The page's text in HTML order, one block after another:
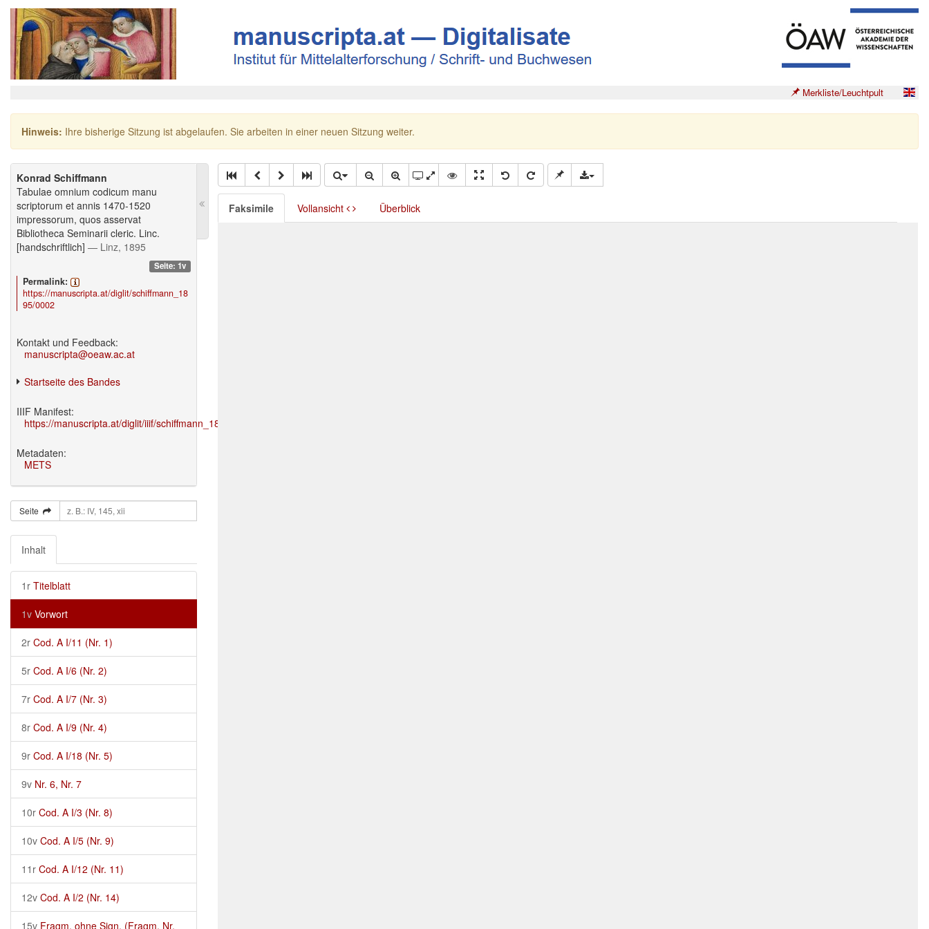
Merkliste/Leuchtpult
Hinweis: Ihre bisherige Sitzung ist abgelaufen. Sie arbeiten in einer neuen Sitzung weiter.
Konrad Schiffmann
Tabulae omnium codicum manu
scriptorum et annis 1470-1520
impressorum, quos asservat
Bibliotheca Seminarii cleric. Linc.
[handschriftlich] — Linz, 1895
Seite: 1v
Permalink:
https://manuscripta.at/diglit/schiffmann_18
95/0002
Kontakt und Feedback:
manuscripta@oeaw.ac.at
Startseite des Bandes
IIIF Manifest:
https://manuscripta.at/diglit/iiif/schiffmann_1895/manifest.json
Metadaten:
METS
Seite
Inhalt
1r Titelblatt
1v Vorwort
2r Cod. A I/11 (Nr. 1)
5r Cod. A I/6 (Nr. 2)
7r Cod. A I/7 (Nr. 3)
8r Cod. A I/9 (Nr. 4)
9r Cod. A I/18 (Nr. 5)
9v Nr. 6, Nr. 7
10r Cod. A I/3 (Nr. 8)
10v Cod. A I/5 (Nr. 9)
11r Cod. A I/12 (Nr. 11)
12v Cod. A I/2 (Nr. 14)
15v Fragm. ohne Sign. (Fragm. Nr.
Faksimile Vollansicht Überblick